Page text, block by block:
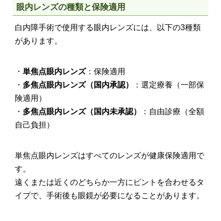
眼内レンズの種類と保険適用
白内障手術で使用する眼内レンズには、以下の3種類
があります。
・単焦点眼内レンズ：保険適用
・ 多焦点眼内レンズ（国内承認）
：選定療養（一部保
険適用）
・ 多焦点眼内レンズ（国内未承認）
：自由診療（全額
自己負担）
単焦点眼内レンズはすべてのレンズが健康保険適用で
す。
遠くまたは近くのどちらか一方にピントを合わせるタ
イプで、手術後も眼鏡が必要になることがあります。